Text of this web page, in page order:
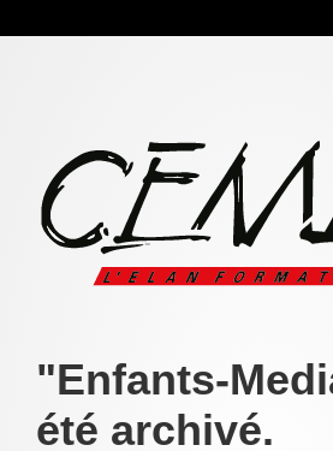
"Enfants-
été archivé.